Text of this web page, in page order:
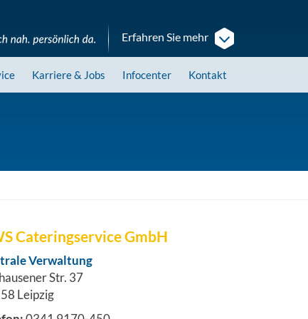
Erfahren Sie mehr
Karriere& Jobs Infocenter Kontakt
Cateringservice GmbH
Verwaltung
Str. 37
Leipzig